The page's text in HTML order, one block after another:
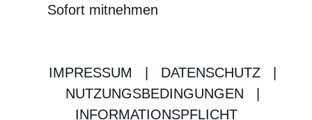
Sofort mitnehmen
IMPRESSUM DATENSCHUTZ
NUTZUNGSBEDINGUNGEN
INFORMATIONSPFLICHT